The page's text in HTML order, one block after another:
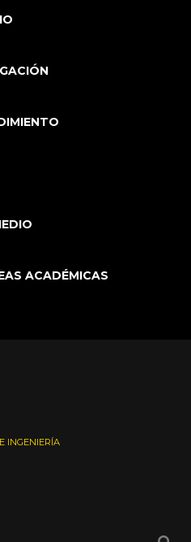
ACADÉMICAS
INGENIERÍA